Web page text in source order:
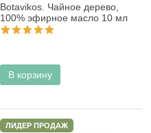
Botavikos. Чайное дерево,
100% эфирное масло 10 мл
В корзину
ЛИДЕР ПРОДАЖ